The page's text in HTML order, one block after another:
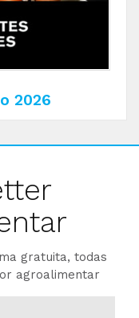
2026
gratuita, todas
agroalimentar